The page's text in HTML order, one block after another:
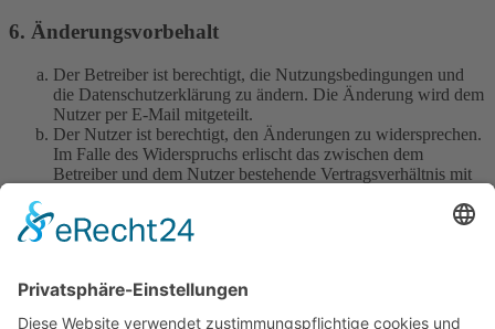
6. Änderungsvorbehalt
Der Betreiber ist berechtigt, die Nutzungsbedingungen und
die Datenschutzerklärung zu ändern. Die Änderung wird dem
Nutzer per E-Mail mitgeteilt.
Der Nutzer ist berechtigt, den Änderungen zu widersprechen.
Im Falle des Widerspruchs erlischt das zwischen dem
Betreiber und dem Nutzer bestehende Vertragsverhältnis mit
Die Änderungen gelten als anerkannt und verbindlich, wenn
der Nutzer den Änderungen zugestimmt hat.
sind in der Datenschutzerklärung enthalten.